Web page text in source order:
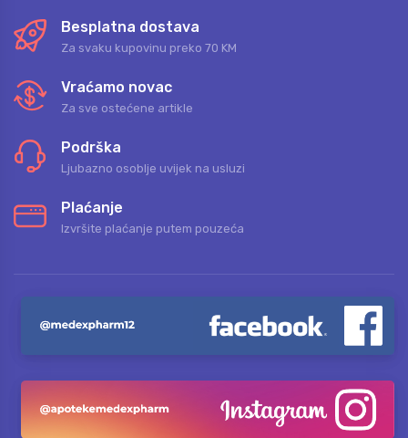
Besplatna dostava
Za svaku kupovinu preko 70 KM
Vraćamo novac
Za sve ostećene artikle
Podrška
Ljubazno osoblje uvijek na usluzi
Plaćanje
Izvršite plaćanje putem pouzeća